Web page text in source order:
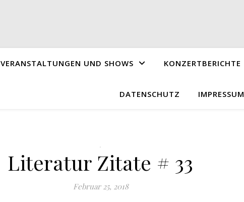
VERANSTALTUNGEN UND SHOWS KONZERTBERICHTE
DATENSCHUTZ IMPRESSUM
.
Literatur Zitate # 33
Februar 25, 2018